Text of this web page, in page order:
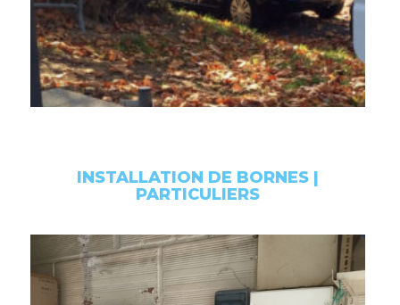
INSTALLATION DE BORNES |
PARTICULIERS